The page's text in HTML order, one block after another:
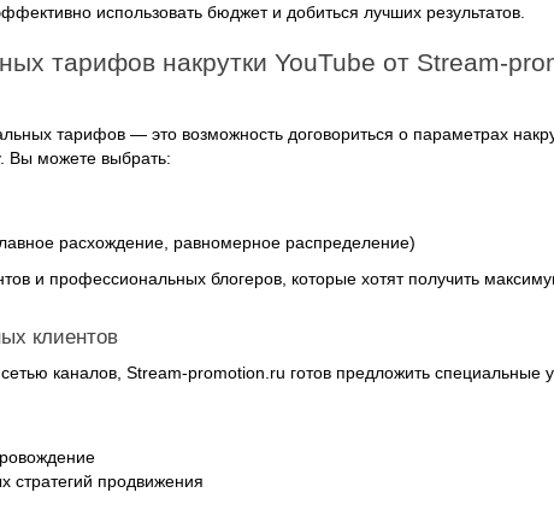
использовать бюджет и добиться лучших результатов.
тарифов накрутки YouTube от Stream-
тарифов — это возможность договориться о параметрах
Вы можете выбрать:
расхождение, равномерное распределение)
и профессиональных блогеров, которые хотят получить
клиентов
каналов, Stream-promotion.ru готов предложить специальные
стратегий продвижения